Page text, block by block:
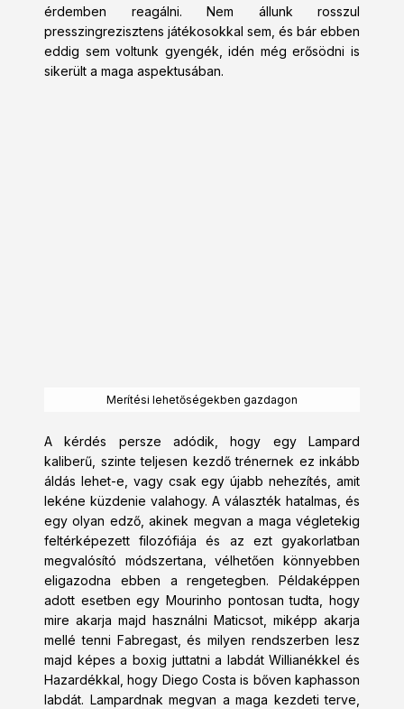
érdemben reagálni. Nem állunk rosszul
presszingrezisztens játékosokkal sem, és bár ebben
eddig sem voltunk gyengék, idén még erősödni is
sikerült a maga aspektusában.
Merítési lehetőségekben gazdagon
A kérdés persze adódik, hogy egy Lampard
kaliberű, szinte teljesen kezdő trénernek ez inkább
áldás lehet-e, vagy csak egy újabb nehezítés, amit
lekéne küzdenie valahogy. A választék hatalmas, és
egy olyan edző, akinek megvan a maga végletekig
feltérképezett filozófiája és az ezt gyakorlatban
megvalósító módszertana, vélhetően könnyebben
eligazodna ebben a rengetegben. Példaképpen
adott esetben egy Mourinho pontosan tudta, hogy
mire akarja majd használni Maticsot, miképp akarja
mellé tenni Fabregast, és milyen rendszerben lesz
majd képes a boxig juttatni a labdát Willianékkel és
Hazardékkal, hogy Diego Costa is bőven kaphasson
labdát. Lampardnak megvan a maga kezdeti terve,